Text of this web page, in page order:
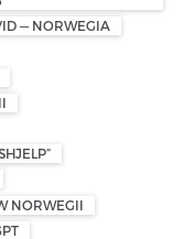
— NORWEGIA
NORWEGII